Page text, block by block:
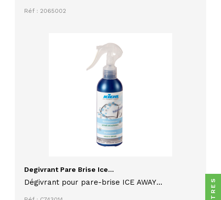
Réf : 2065002
Degivrant Pare Brise Ice...
Dégivrant pour pare-brise ICE AWAY